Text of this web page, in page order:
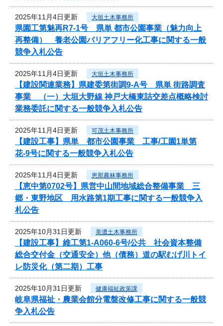
2025年11月4日更新 大垣土木事務所
県園工第魅再R7-1号 県単 都市公園事業（魅力向上
再整備） 養老公園バリアフリー化工事に関する一般
競争入札公告
2025年11月4日更新 大垣土木事務所
【建設関連業務】県建委第街調9-A号 県単 街路調査
事業 （一）大垣大野線 神戸大橋東詰交差点概略検討
業務委託に関する一般競争入札公告
2025年11月4日更新 可茂土木事務所
【建設工事】県単 都市公園事業 工事/工園1単第
花-9号に関する一般競争入札公告
2025年11月4日更新 恵那農林事務所
【恵中第0702号】県営中山間地域総合整備事業 三
郷・東野地区 用水路第1期工事に関する一般競争入
札公告
2025年10月31日更新 美濃土木事務所
【建設工事】維工第1-A060-6号/公共 社会資本整備
総合交付金（交通安全）他（債務）道の駅むげ川トイ
レ防災化（第二期）工事
2025年10月31日更新 健康福祉政策課
岐阜県福祉・農業会館分電盤改修工事に関する一般競
争入札公告